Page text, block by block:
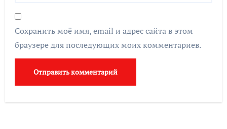
Сохранить моё имя, email и адрес сайта в этом
браузере для последующих моих комментариев.